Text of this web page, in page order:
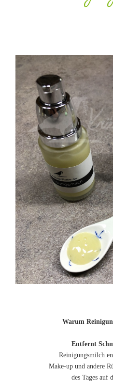
Warum
Entfernt
Reinigungsmilch
Make-up und andere
des Tages auf